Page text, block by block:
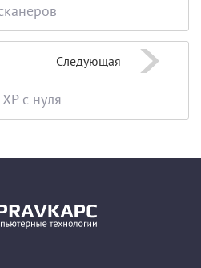
Следующая
с нуля